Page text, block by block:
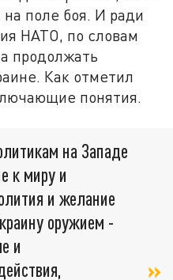
поле боя. И ради
НАТО, по словам
продолжать
Как отметил
понятия.
на Западе
к миру и
и желание
оружием -
и